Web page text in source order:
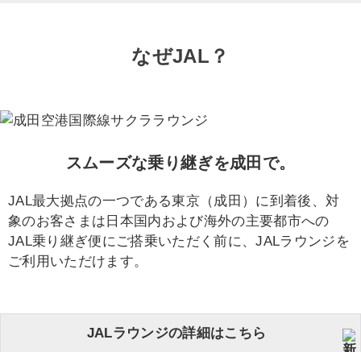
なぜJAL？
スムーズな乗り継ぎを成田で。
JAL最大拠点の一つである東京（成田）に到着後、対
象のお客さまは日本国内および海外の主要都市への
JAL乗り継ぎ便にご搭乗いただく前に、JALラウンジを
ご利用いただけます。
JALラウンジの詳細はこちら